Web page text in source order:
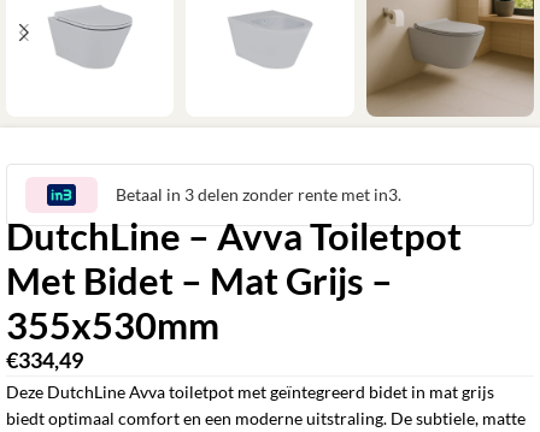
Betaal in 3 delen zonder rente met in3.
DutchLine – Avva Toiletpot
Met Bidet – Mat Grijs –
355x530mm
€334,49
Deze DutchLine Avva toiletpot met geïntegreerd bidet in mat grijs
biedt optimaal comfort en een moderne uitstraling. De subtiele, matte